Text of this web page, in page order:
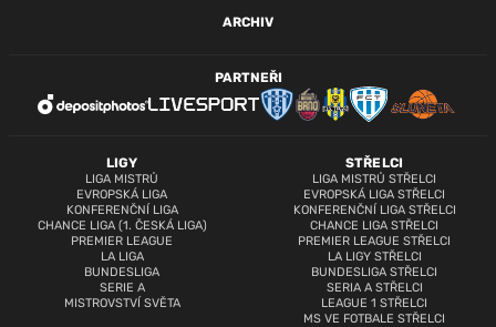
ARCHIV
LIGY
LIGA MISTRŮ
EVROPSKÁ LIGA
KONFERENČNÍ LIGA
CHANCE LIGA (1. ČESKÁ LIGA)
PREMIER LEAGUE
LA LIGA
BUNDESLIGA
SERIE A
MISTROVSTVÍ SVĚTA
STŘELCI
LIGA MISTRŮ STŘELCI
EVROPSKÁ LIGA STŘELCI
KONFERENČNÍ LIGA STŘELCI
CHANCE LIGA STŘELCI
PREMIER LEAGUE STŘELCI
LA LIGY STŘELCI
BUNDESLIGA STŘELCI
SERIA A STŘELCI
LEAGUE 1 STŘELCI
MS VE FOTBALE STŘELCI
PARTNEŘI